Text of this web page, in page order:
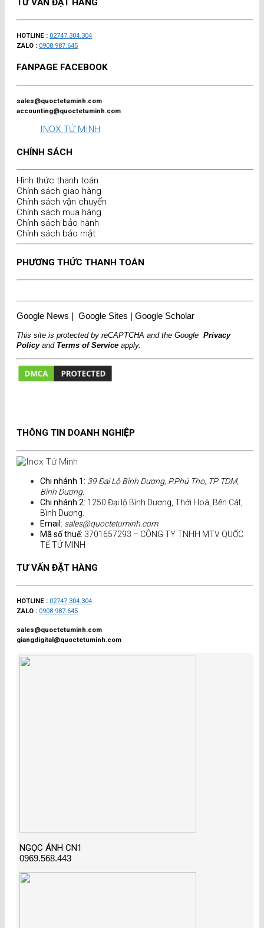
TƯ VẤN ĐẶT HÀNG
HOTLINE : 02747.304.304
ZALO : 0908.987.645
FANPAGE FACEBOOK
sales@quoctetuminh.com
accounting@quoctetuminh.com
INOX TỨ MINH
CHÍNH SÁCH
Hình thức thanh toán
Chính sách giao hàng
Chính sách vận chuyển
Chính sách mua hàng
Chính sách bảo hành
Chính sách bảo mật
PHƯƠNG THỨC THANH TOÁN
Google News | Google Sites | Google Scholar
This site is protected by reCAPTCHA and the Google Privacy
PolicyandTerms of Service apply.
THÔNG TIN DOANH NGHIỆP
Chi nhánh 1: 39 Đại Lộ Bình Dương, P.Phú Thọ, TP TDM,
Bình Dương.
Chi nhánh 2: 1250 Đại lộ Bình Dương, Thới Hoà, Bến Cát,
Bình Dương.
Email: sales@quoctetuminh.com
Mã số thuế: 3701657293 – CÔNG TY TNHH MTV QUỐC
TẾ TỨ MINH
TƯ VẤN ĐẶT HÀNG
HOTLINE : 02747.304.304
ZALO : 0908.987.645
sales@quoctetuminh.com
giangdigital@quoctetuminh.com
NGỌC ÁNH CN1
0969.568.443